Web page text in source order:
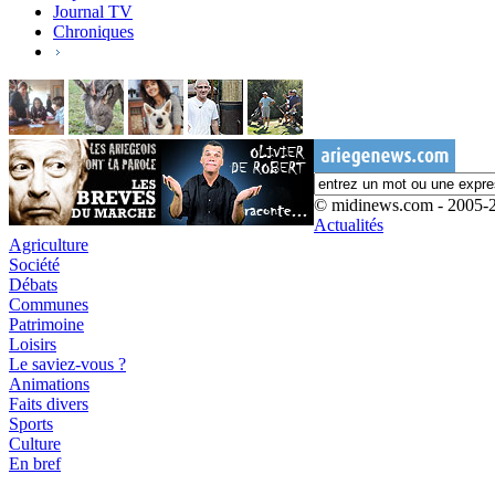
Journal TV
Chroniques
© midinews.com - 2005-
Actualités
Agriculture
Société
Débats
Communes
Patrimoine
Loisirs
Le saviez-vous ?
Animations
Faits divers
Sports
Culture
En bref